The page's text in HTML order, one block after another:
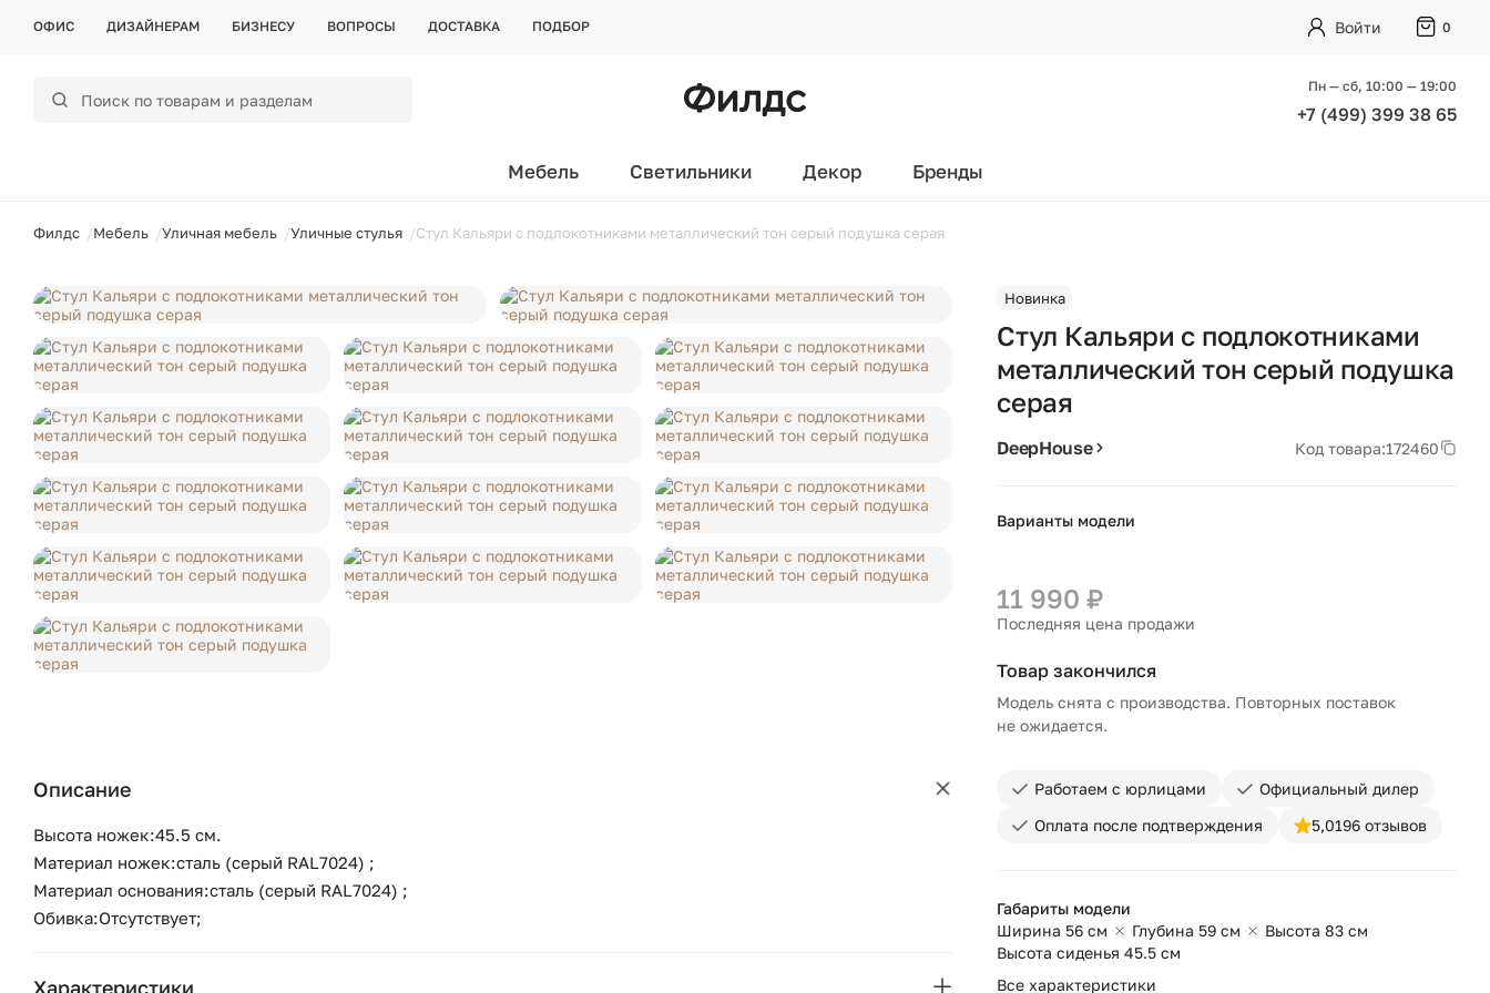
ОФИС ДИЗАЙНЕРАМ БИЗНЕСУ ВОПРОСЫ ДОСТАВКА ПОДБОР Войти 0
Пн — сб, 10:00 — 19:00
+7 (499) 399 38 65
Мебель Светильники Декор Бренды
Филдс Мебель Уличная мебель Уличные стулья Стул Кальяри с подлокотниками металлический тон серый подушка серая
Новинка
Стул Кальяри с подлокотниками
металлический тон серый подушка
серая
DeepHouse Код товара:172460
Варианты модели
11 990 ₽
Последняя цена продажи
Товар закончился
Модель снята с производства. Повторных поставок
не ожидается.
Работаем с юрлицами
Официальный дилер
Оплата после подтверждения
5,0196 отзывов
Габариты модели
Ширина 56 см
Глубина 59 см
Высота 83 см
Высота сиденья 45.5 см
Все характеристики
Описание
Высота ножек:45.5 см.
Материал ножек:сталь (серый RAL7024) ;
Материал основания:сталь (серый RAL7024) ;
Обивка:Отсутствует;
Характеристики